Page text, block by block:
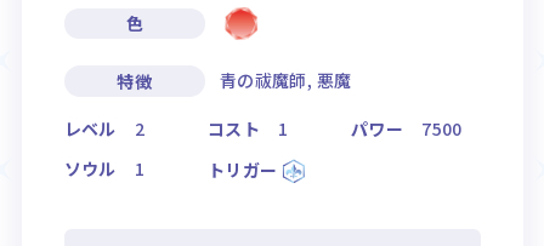
色
特徴
青の祓魔師, 悪魔
レベル
2 コスト 1 パワー
7500
ソウル
1 トリガー